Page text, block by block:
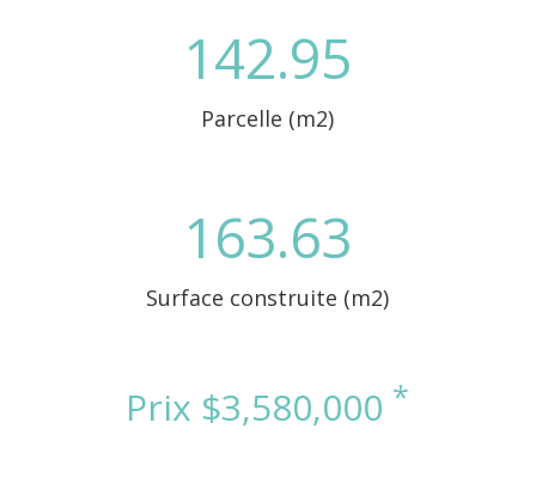
142.95
Parcelle (m2)
163.63
Surface construite (m2)